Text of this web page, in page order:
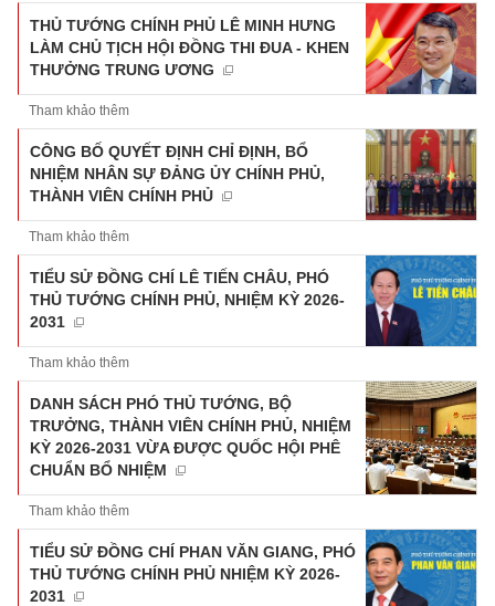
THỦ TƯỚNG CHÍNH PHỦ LÊ MINH HƯNG
LÀM CHỦ TỊCH HỘI ĐỒNG THI ĐUA - KHEN
THƯỞNG TRUNG ƯƠNG
Tham khảo thêm
CÔNG BỐ QUYẾT ĐỊNH CHỈ ĐỊNH, BỔ
NHIỆM NHÂN SỰ ĐẢNG ỦY CHÍNH PHỦ,
THÀNH VIÊN CHÍNH PHỦ
Tham khảo thêm
TIỂU SỬ ĐỒNG CHÍ LÊ TIẾN CHÂU, PHÓ
THỦ TƯỚNG CHÍNH PHỦ, NHIỆM KỲ 2026-
2031
Tham khảo thêm
DANH SÁCH PHÓ THỦ TƯỚNG, BỘ
TRƯỞNG, THÀNH VIÊN CHÍNH PHỦ, NHIỆM
KỲ 2026-2031 VỪA ĐƯỢC QUỐC HỘI PHÊ
CHUẨN BỔ NHIỆM
Tham khảo thêm
TIỂU SỬ ĐỒNG CHÍ PHAN VĂN GIANG, PHÓ
THỦ TƯỚNG CHÍNH PHỦ NHIỆM KỲ 2026-
2031